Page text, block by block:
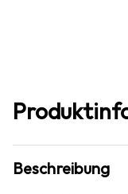
Beschreibung